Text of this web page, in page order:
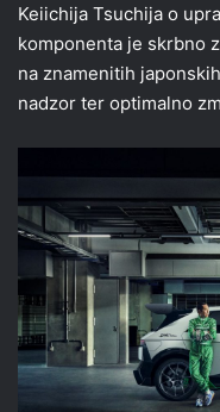
Keiichija Tsuchija o
komponenta je skrbno
na znamenitih
nadzor ter optimalno